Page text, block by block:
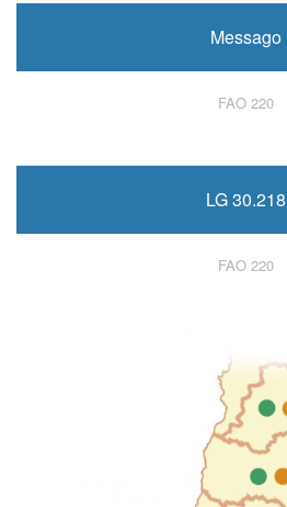
Messago
FAO 220
LG 30.218
FAO 220